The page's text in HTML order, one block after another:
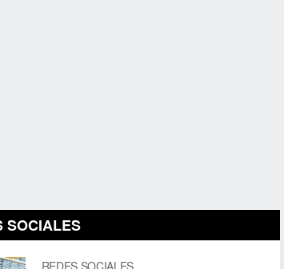
SOCIALES
REDES SOCIALES